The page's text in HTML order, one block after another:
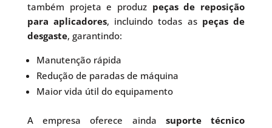
também projeta e produz peças de reposição
para aplicadores, incluindo todas as peças de
desgaste, garantindo:
Manutenção rápida
Redução de paradas de máquina
Maior vida útil do equipamento
A empresa oferece ainda suporte técnico